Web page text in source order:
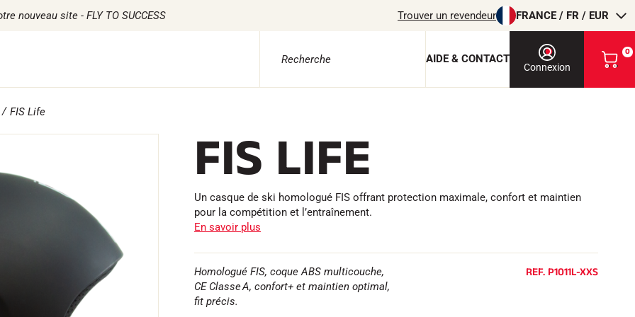
nouveau site - FLY TO SUCCESS Trouver un revendeur FRANCE / FR / EUR
Ski Alpin
textile
Kits complets
Chronomètres et transmission
Afficheurs et horloge
Suite SkiAlp
Suite SkiNordic
Suite Msports
Scoreboard-Pro
MULTI-
SPORTS EQUITATION
ADVICE
AIDE & CONTACT
Connexion
0
V
i
FIS Life
FIS LIFE
Un casque de ski homologué FIS offrant protection maximale, confort et maintien
pour la compétition et l’entraînement.
En savoir plus
Homologué FIS, coque ABS multicouche,
CE Classe A, confort+ et maintien optimal,
fit précis.
REF. P1011L-XXS